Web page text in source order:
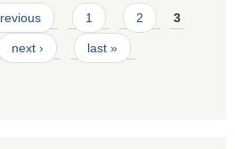
1 2 3
next › last »